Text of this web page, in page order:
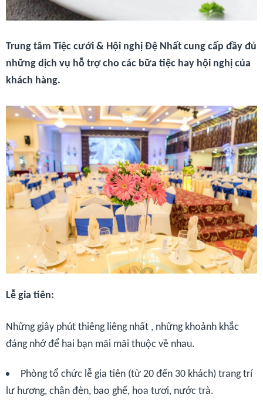
Trung tâm Tiệc cưới & Hội nghị Đệ Nhất cung cấp đầy đủ
những dịch vụ hỗ trợ cho các bữa tiệc hay hội nghị của
khách hàng.
Lễ gia tiên:
Những giây phút thiêng liêng nhất , những khoảnh khắc
đáng nhớ để hai bạn mãi mãi thuộc về nhau.
Phòng tổ chức lễ gia tiên (từ 20 đến 30 khách) trang trí
lư hương, chân đèn, bao ghế, hoa tươi, nước trà.